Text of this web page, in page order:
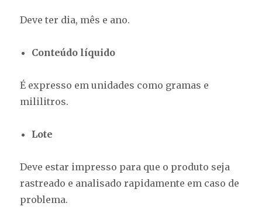
Deve ter dia, mês e ano.
Conteúdo líquido
É expresso em unidades como gramas e
mililitros.
Lote
Deve estar impresso para que o produto seja
rastreado e analisado rapidamente em caso de
problema.